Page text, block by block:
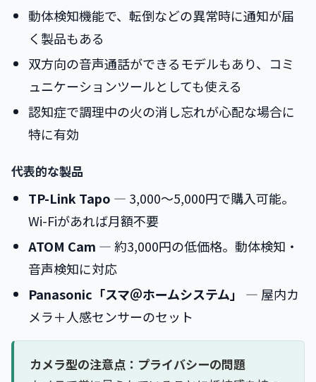
動体検知機能で、転倒などの異常時に通知が届
く製品もある
双方向の音声通話ができるモデルもあり、コミ
ュニケーションツールとしても使える
認知症で調理中の火の消し忘れが心配な場合に
特に有効
代表的な製品
TP-Link Tapo ― 3,000〜5,000円で購入可能。
Wi-Fiがあれば月額不要
ATOM Cam ― 約3,000円の低価格。動体検知・
音声検知に対応
Panasonic「スマ＠ホームシステム」
― 屋内カ
メラ＋人感センサーのセット
カメラ型の注意点：プライバシーの問題